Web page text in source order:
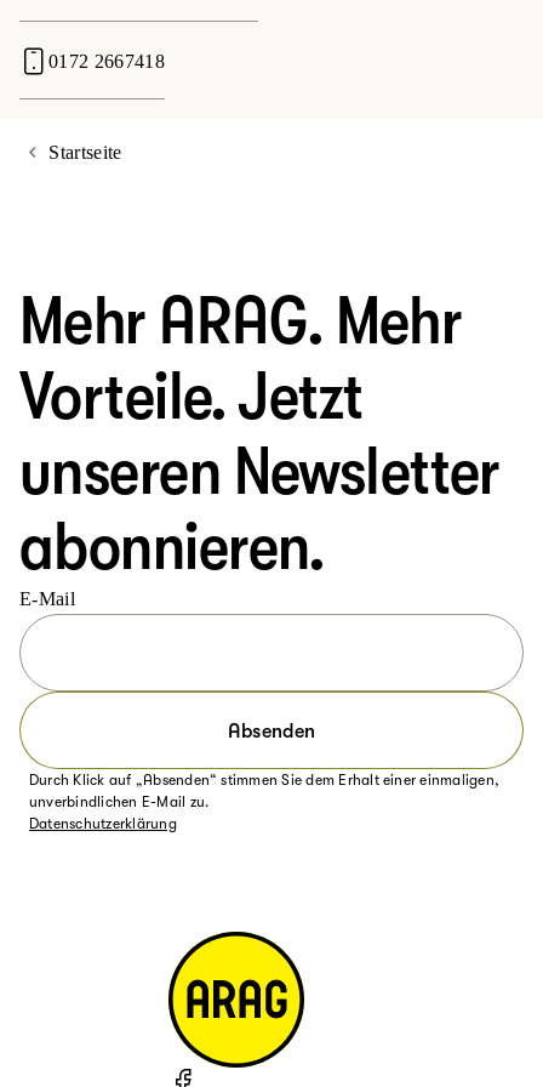
0172 2667418
Startseite
Mehr ARAG. Mehr
Vorteile. Jetzt
unseren Newsletter
abonnieren.
E-Mail
Absenden
Durch Klick auf „Absenden“ stimmen Sie dem Erhalt einer einmaligen,
unverbindlichen E-Mail zu.
Datenschutzerklärung